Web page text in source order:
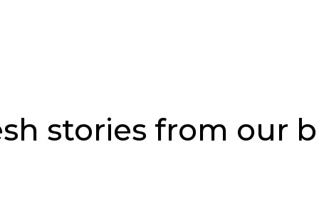
stories from our